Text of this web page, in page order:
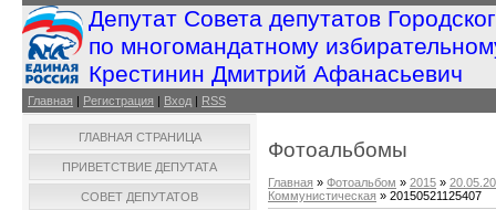
Депутат Совета депутатов
по многомандатному
Крестинин Дмитрий Афанасьевич
Главная | Регистрация | Вход | RSS
ГЛАВНАЯ СТРАНИЦА
ПРИВЕТСТВИЕ ДЕПУТАТА
СОВЕТ ДЕПУТАТОВ
Фотоальбомы
Главная » Фотоальбом » 2015 »
Коммунистическая » 20150521125407